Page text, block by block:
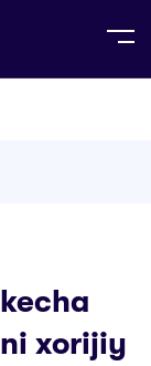
xorijiy